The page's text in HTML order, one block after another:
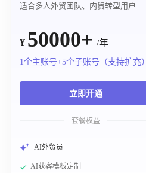
适合多人外贸团队、内贸转型用户
¥ 50000+ /年
1个主账号+5个子账号（支持扩充）
立即开通
套餐权益
AI外贸员
AI获客模板定制